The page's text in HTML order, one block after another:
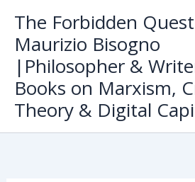
content
The Forbidden
Maurizio Bisogno
|Philosopher &
Books on Marxism,
Theory & Digital